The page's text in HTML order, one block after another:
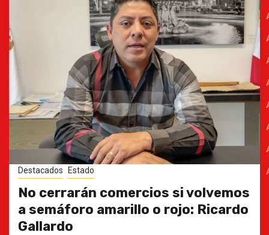
Destacados Estado
No cerrarán comercios si volvemos
a semáforo amarillo o rojo: Ricardo
Gallardo